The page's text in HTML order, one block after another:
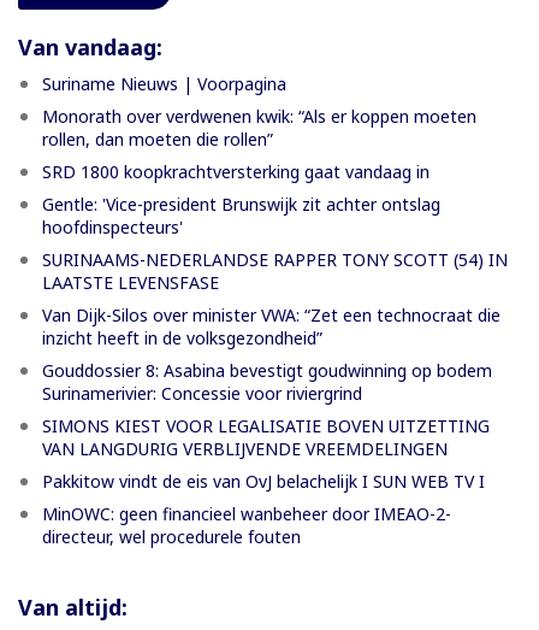
Van vandaag:
Suriname Nieuws | Voorpagina
Monorath over verdwenen kwik: “Als er koppen moeten
rollen, dan moeten die rollen”
SRD 1800 koopkrachtversterking gaat vandaag in
Gentle: 'Vice-president Brunswijk zit achter ontslag
hoofdinspecteurs'
SURINAAMS-NEDERLANDSE RAPPER TONY SCOTT (54) IN
LAATSTE LEVENSFASE
Van Dijk-Silos over minister VWA: “Zet een technocraat die
inzicht heeft in de volksgezondheid”
Gouddossier 8: Asabina bevestigt goudwinning op bodem
Surinamerivier: Concessie voor riviergrind
SIMONS KIEST VOOR LEGALISATIE BOVEN UITZETTING
VAN LANGDURIG VERBLIJVENDE VREEMDELINGEN
Pakkitow vindt de eis van OvJ belachelijk I SUN WEB TV I
MinOWC: geen financieel wanbeheer door IMEAO-2-
directeur, wel procedurele fouten
Van altijd: